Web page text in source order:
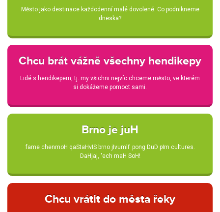
Město jako destinace každodenní malé dovolené. Co podnikneme
dneska?
Chcu brát vážně všechny hendikepy
Lidé s hendikepem, tj. my všichni nejvíc chceme město, ve kterém
si dokážeme pomoct sami.
Brno je juH
fame chenmoH qaStaHvIS brno jIvumlI' pong DuD pIm cultures.
DaHjaj, 'ech maH SoH!
Chcu vrátit do města řeky